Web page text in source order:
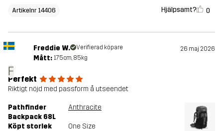
Artikelnr 14406 Hjälpsamt? 0
F
Freddie W. Verifierad köpare 26 maj 2026
Mått: 175cm, 85kg
Perfekt
Riktigt nöjd med passform å utseendet
Pathfinder
Backpack 68L
Anthracite
Köpt storlek One Size